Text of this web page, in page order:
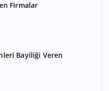
Firmalar
Bayiliği Veren